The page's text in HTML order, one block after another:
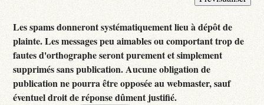
Les spams donneront systématiquement lieu à dépôt de
plainte. Les messages peu aimables ou comportant trop de
fautes d'orthographe seront purement et simplement
supprimés sans publication. Aucune obligation de
publication ne pourra être opposée au webmaster, sauf
éventuel droit de réponse dûment justifié.